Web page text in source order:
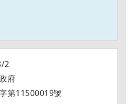
2
府
第11500019號